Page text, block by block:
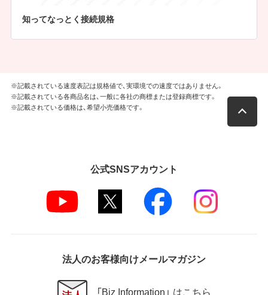
知ってなっとく接続規格
※記載されている速度表記は規格値で、実環境での速度ではありません。
※記載されている各商品名は、一般に各社の商標または登録商標です。
※記載されている価格は、希望小売価格です。
公式SNSアカウント
法人のお客様向けメールマガジン
「Biz Information」 はこちら